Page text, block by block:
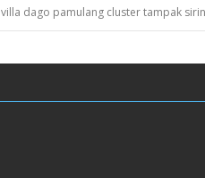
villa dago pamulang cluster tampak